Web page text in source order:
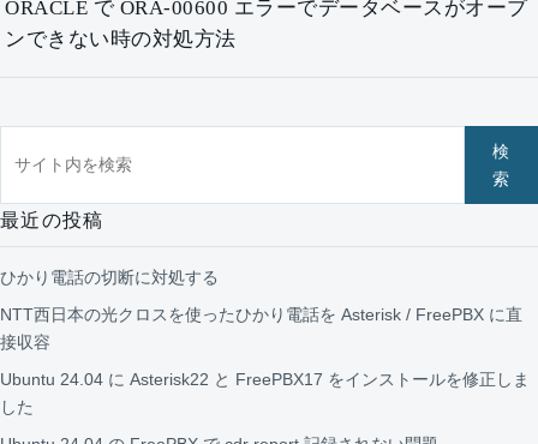
ORACLE で ORA-00600 エラーでデータベースがオープ
ンできない時の対処方法
検
索
最近の投稿
ひかり電話の切断に対処する
NTT西日本の光クロスを使ったひかり電話を Asterisk / FreePBX に直
接収容
Ubuntu 24.04 に Asterisk22 と FreePBX17 をインストールを修正しま
した